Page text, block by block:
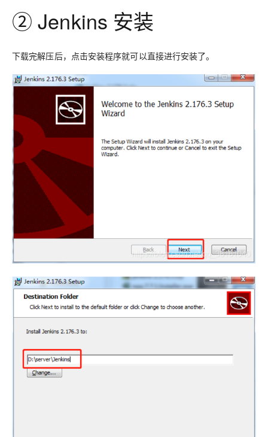
② Jenkins 安装
下载完解压后，点击安装程序就可以直接进行安装了。